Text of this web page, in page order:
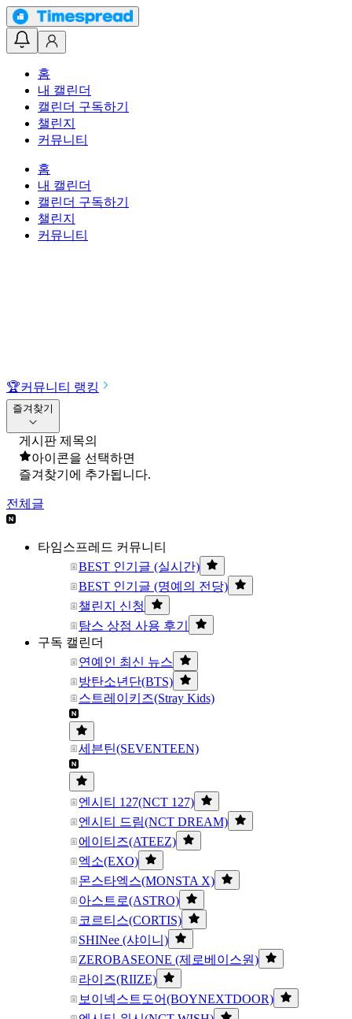
홈
내 캘린더
캘린더 구독하기
챌린지
커뮤니티
홈
내 캘린더
캘린더 구독하기
챌린지
커뮤니티
🏆커뮤니티 랭킹
즐겨찾기
게시판 제목의
아이콘을 선택하면
즐겨찾기에 추가됩니다.
전체글
타임스프레드 커뮤니티
BEST 인기글 (실시간)
BEST 인기글 (명예의 전당)
챌린지 신청
탐스 상점 사용 후기
구독 캘린더
연예인 최신 뉴스
방탄소년단(BTS)
스트레이키즈(Stray Kids)
세븐틴(SEVENTEEN)
엔시티 127(NCT 127)
엔시티 드림(NCT DREAM)
에이티즈(ATEEZ)
엑소(EXO)
몬스타엑스(MONSTA X)
아스트로(ASTRO)
코르티스(CORTIS)
SHINee (샤이니)
ZEROBASEONE (제로베이스원)
라이즈(RIIZE)
보이넥스트도어(BOYNEXTDOOR)